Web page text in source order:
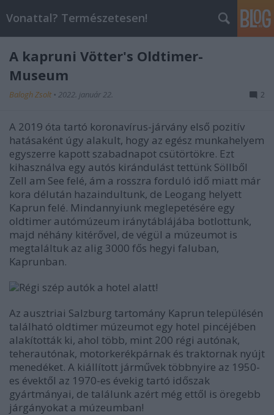
Vonattal? Természetesen!
A kapruni Vötter's Oldtimer-
Museum
Balogh Zsolt • 2022. január 22. 2
A 2019 óta tartó koronavírus-járvány első pozitív
hatásaként úgy alakult, hogy az egész munkahelyem
egyszerre kapott szabadnapot csütörtökre. Ezt
kihasználva egy autós kirándulást tettünk Söllből
Zell am See felé, ám a rosszra forduló idő miatt már
kora délután hazaindultunk, de Leogang helyett
Kaprun felé. Mindannyiunk meglepetésére egy
oldtimer autómúzeum iránytáblájába botlottunk,
majd néhány kitérővel, de végül a múzeumot is
megtaláltuk az alig 3000 fős hegyi faluban,
Kaprunban.
Régi szép autók a hotel alatt!
Az ausztriai Salzburg tartomány Kaprun településén
található oldtimer múzeumot egy hotel pincéjében
alakították ki, ahol több, mint 200 régi autónak,
teherautónak, motorkerékpárnak és traktornak nyújt
menedéket. A kiállított járművek többnyire az 1950-
es évektől az 1970-es évekig tartó időszak
gyártmányai, de találunk azért még ettől is öregebb
járgányokat a múzeumban!